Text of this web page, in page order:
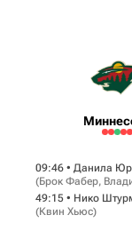
09:46 • Данила
(Брок Фабер,
49:15 • Нико
(Квин Хьюс)